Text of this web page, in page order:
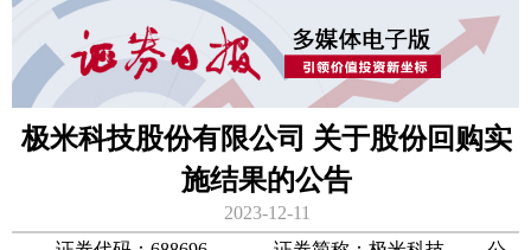
极米科技股份有限公司 关于股份回购实
施结果的公告
2023-12-11